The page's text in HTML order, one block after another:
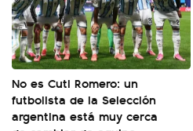
No es Cuti Romero: un
futbolista de la Selección
argentina está muy cerca